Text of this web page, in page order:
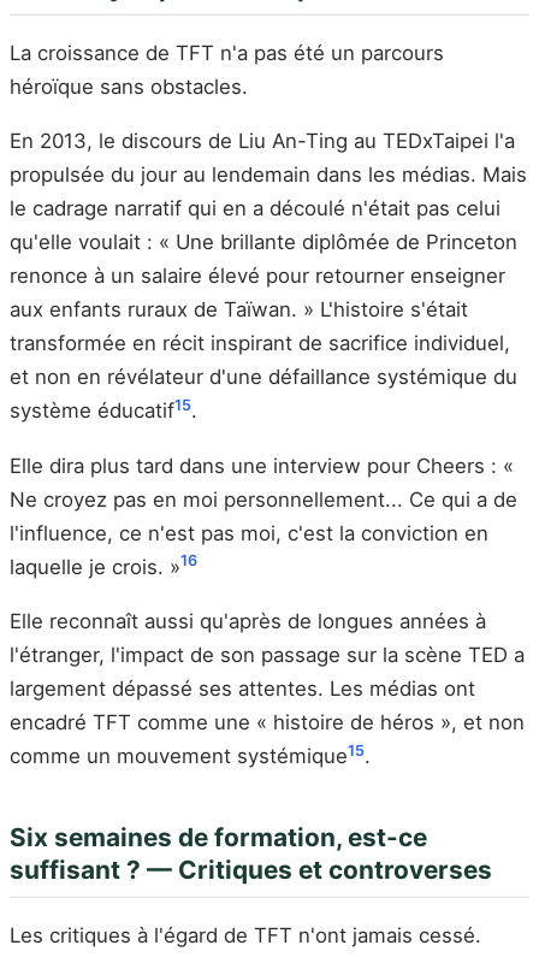
La croissance de TFT n'a pas été un parcours
héroïque sans obstacles.
En 2013, le discours de Liu An-Ting au TEDxTaipei l'a
propulsée du jour au lendemain dans les médias. Mais
le cadrage narratif qui en a découlé n'était pas celui
qu'elle voulait : « Une brillante diplômée de Princeton
renonce à un salaire élevé pour retourner enseigner
aux enfants ruraux de Taïwan. » L'histoire s'était
transformée en récit inspirant de sacrifice individuel,
et non en révélateur d'une défaillance systémique du
système éducatif15.
Elle dira plus tard dans une interview pour Cheers : «
Ne croyez pas en moi personnellement... Ce qui a de
l'influence, ce n'est pas moi, c'est la conviction en
laquelle je crois. »16
Elle reconnaît aussi qu'après de longues années à
l'étranger, l'impact de son passage sur la scène TED a
largement dépassé ses attentes. Les médias ont
encadré TFT comme une « histoire de héros », et non
comme un mouvement systémique15.
Six semaines de formation, est-ce
suffisant ? — Critiques et controverses
Les critiques à l'égard de TFT n'ont jamais cessé.